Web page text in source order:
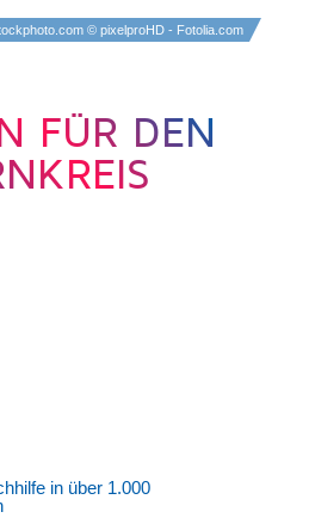
© pixelproHD - Fotolia.com
FÜR DEN
in über 1.000